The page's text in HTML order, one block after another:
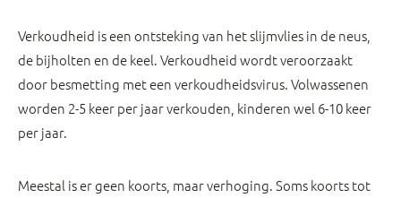
Verkoudheid is een ontsteking van het slijmvlies in de neus,
de bijholten en de keel. Verkoudheid wordt veroorzaakt
door besmetting met een verkoudheidsvirus. Volwassenen
worden 2-5 keer per jaar verkouden, kinderen wel 6-10 keer
per jaar.
Meestal is er geen koorts, maar verhoging. Soms koorts tot